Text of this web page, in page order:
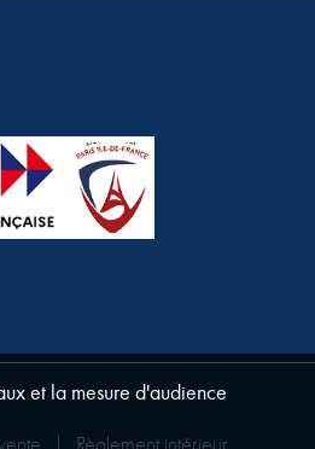
et la mesure d'audience